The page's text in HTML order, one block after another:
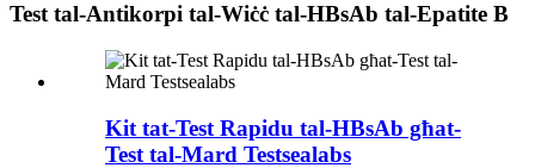
Test tal-Antikorpi tal-Wiċċ tal-HBsAb tal-Epatite B
Kit tat-Test Rapidu tal-HBsAb għat-
Test tal-Mard Testsealabs